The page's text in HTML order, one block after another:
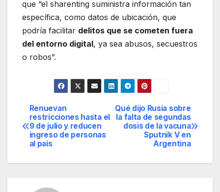
que “el sharenting suministra información tan
específica, como datos de ubicación, que
podría facilitar delitos que se cometen fuera
del entorno digital, ya sea abusos, secuestros
o robos”.
Navegación
de
entradas
Qué dijo Rusia sobre
la falta de segundas
dosis de la vacuna
Sputnik V en
Argentina
Renuevan
restricciones hasta el
9 de julio y reducen
ingreso de personas
al país